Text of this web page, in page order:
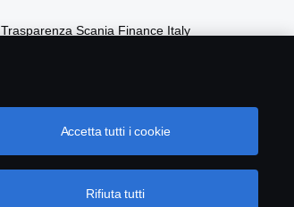
Trasparenza Scania Finance Italy
Rifiuta tutti
Accetta tutti i cookie